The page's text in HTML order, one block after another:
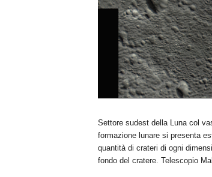
Settore sudest della Luna col
formazione lunare si presenta
quantità di crateri di ogni
fondo del cratere. Telescopio